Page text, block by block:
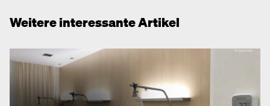
Weitere interessante Artikel